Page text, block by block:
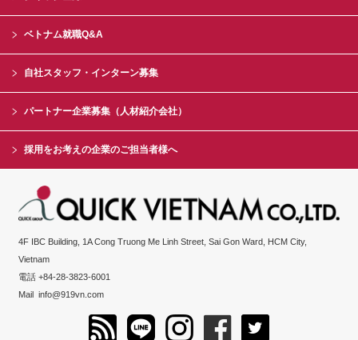
ベトナム就職Q&A
自社スタッフ・インターン募集
パートナー企業募集（人材紹介会社）
採用をお考えの企業のご担当者様へ
4F IBC Building, 1A Cong Truong Me Linh Street, Sai Gon Ward, HCM City,
Vietnam
電話 +84-28-3823-6001
Mailinfo@919vn.com